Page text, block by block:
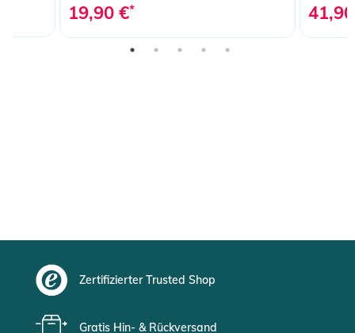
19,90 €*
Zertifizierter Trusted Shop
Gratis Hin- & Rückversand